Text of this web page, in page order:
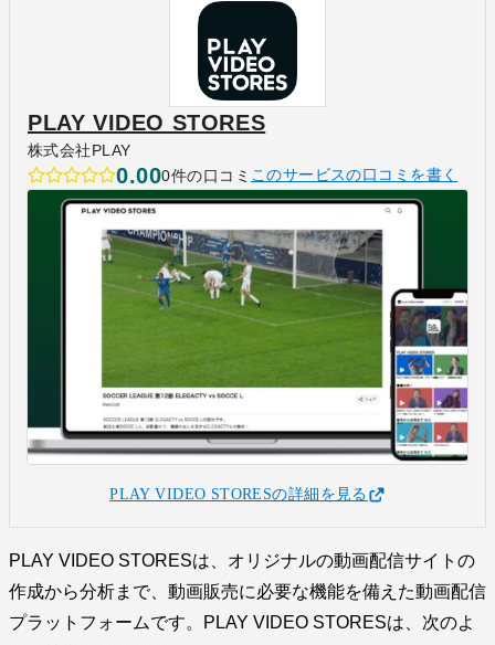
PLAY VIDEO STORES
株式会社PLAY
0.000件の口コミ このサービスの口コミを書く
PLAY VIDEO STORESの詳細を見る
PLAY VIDEO STORESは、オリジナルの動画配信サイトの
作成から分析まで、動画販売に必要な機能を備えた動画配信
プラットフォームです。PLAY VIDEO STORESは、次のよ